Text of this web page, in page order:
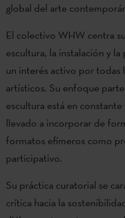
global del arte
El colectivo WHW centra
escultura, la instalación y
un interés activo por todas
artísticos. Su enfoque
escultura está en
llevado a incorporar de
formatos efímeros como
participativo.
Su práctica curatorial se
crítica hacia la